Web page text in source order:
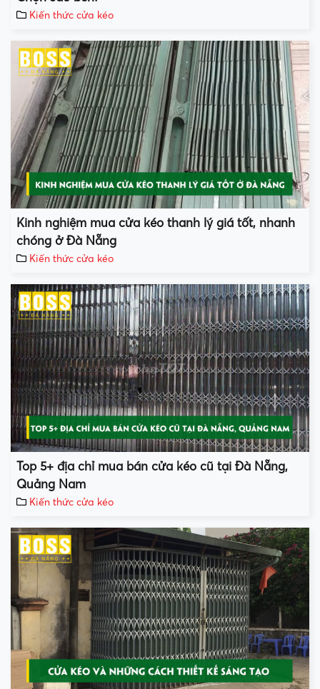
Kiến thức cửa kéo
Kinh nghiệm mua cửa kéo thanh lý giá tốt, nhanh
chóng ở Đà Nẵng
Kiến thức cửa kéo
Top 5+ địa chỉ mua bán cửa kéo cũ tại Đà Nẵng,
Quảng Nam
Kiến thức cửa kéo